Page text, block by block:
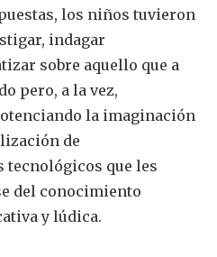
los niños tuvieron
indagar
sobre aquello que a
pero, a la vez,
la imaginación
de
que les
del conocimiento
y lúdica.